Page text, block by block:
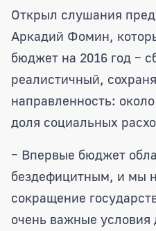
Открыл слушания
Аркадий Фомин,
бюджет на 2016 год –
реалистичный,
направленность:
доля социальных
– Впервые бюджет
бездефицитным, и мы
сокращение
очень важные условия